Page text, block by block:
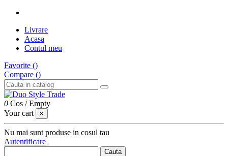
Livrare
Acasa
Contul meu
Favorite ()
Compare ()
0 Cos /Empty
Your cart
×
Nu mai sunt produse in cosul tau
Autentificare
Cauta